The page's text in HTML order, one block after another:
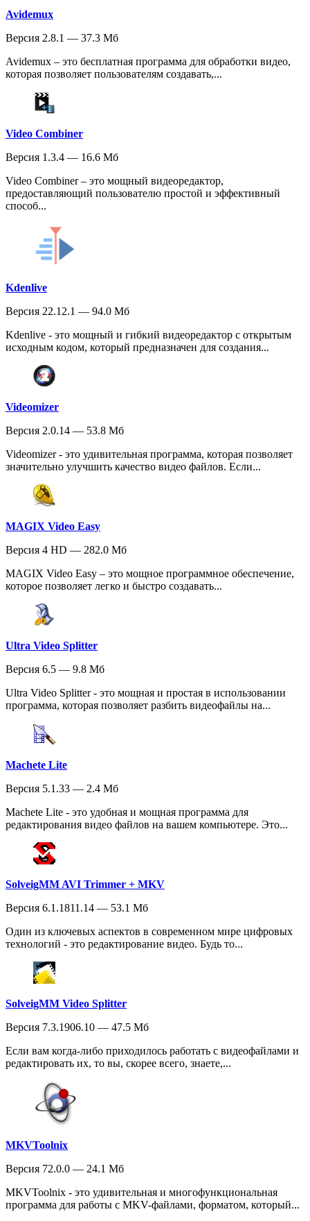
Avidemux
Версия 2.8.1 — 37.3 Мб
Avidemux – это бесплатная программа для обработки видео,
которая позволяет пользователям создавать,...
Video Combiner
Версия 1.3.4 — 16.6 Мб
Video Combiner – это мощный видеоредактор,
предоставляющий пользователю простой и эффективный
способ...
Kdenlive
Версия 22.12.1 — 94.0 Мб
Kdenlive - это мощный и гибкий видеоредактор с открытым
исходным кодом, который предназначен для создания...
Videomizer
Версия 2.0.14 — 53.8 Мб
Videomizer - это удивительная программа, которая позволяет
значительно улучшить качество видео файлов. Если...
MAGIX Video Easy
Версия 4 HD — 282.0 Мб
MAGIX Video Easy – это мощное программное обеспечение,
которое позволяет легко и быстро создавать...
Ultra Video Splitter
Версия 6.5 — 9.8 Мб
Ultra Video Splitter - это мощная и простая в использовании
программа, которая позволяет разбить видеофайлы на...
Machete Lite
Версия 5.1.33 — 2.4 Мб
Мachete Lite - это удобная и мощная программа для
редактирования видео файлов на вашем компьютере. Это...
SolveigMM AVI Trimmer + MKV
Версия 6.1.1811.14 — 53.1 Мб
Один из ключевых аспектов в современном мире цифровых
технологий - это редактирование видео. Будь то...
SolveigMM Video Splitter
Версия 7.3.1906.10 — 47.5 Мб
Если вам когда-либо приходилось работать с видеофайлами и
редактировать их, то вы, скорее всего, знаете,...
MKVToolnix
Версия 72.0.0 — 24.1 Мб
MKVToolnix - это удивительная и многофункциональная
программа для работы с MKV-файлами, форматом, который...